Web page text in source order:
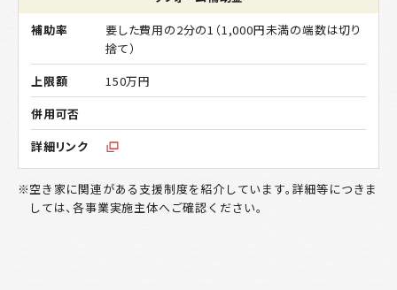
要した費用の2分の1（1,000円未満の端数は切り
捨て）
150万円
空き家に関連がある支援制度を紹介しています。詳細等につきま
しては、各事業実施主体へご確認ください。